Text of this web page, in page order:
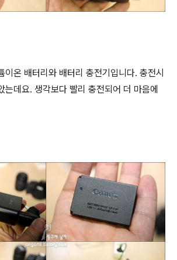
온 배터리와 배터리 충전기입니다. 충전시
는데요. 생각보다 빨리 충전되어 더 마음에